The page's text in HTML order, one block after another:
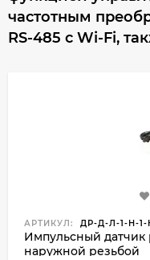
частотным
RS-485 c Wi-Fi,
АРТИКУЛ: ДР-Д-Л-1-Н-1-
Импульсный датчик
наружной резьбой